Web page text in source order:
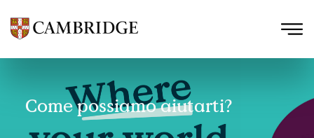
Come possiamo aiutarti?